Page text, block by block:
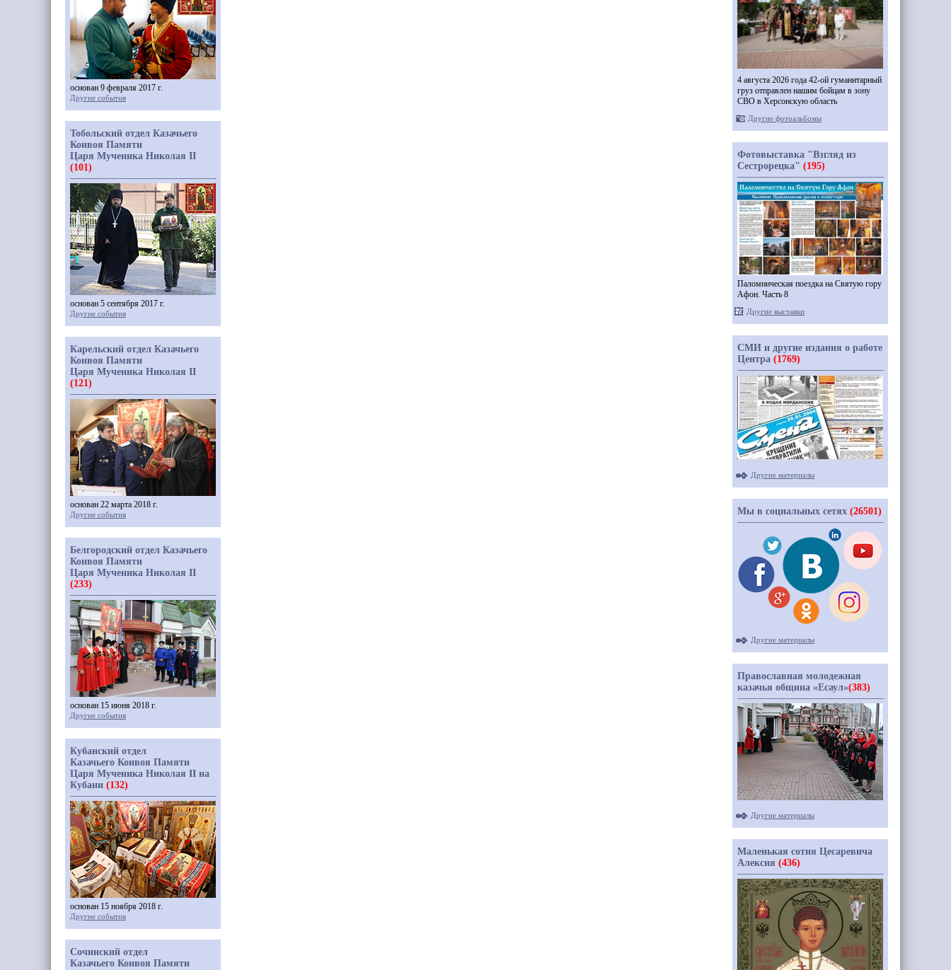
основан 9 февраля 2017 г.
Другие события
Тобольский отдел Казачьего
Конвоя Памяти
Царя Мученика Николая II
(101)
основан 5 сентября 2017 г.
Другие события
Карельский отдел Казачьего
Конвоя Памяти
Царя Мученика Николая II
(121)
основан 22 марта 2018 г.
Другие события
Белгородский отдел Казачьего
Конвоя Памяти
Царя Мученика Николая II
(233)
основан 15 июня 2018 г.
Другие события
Кубанский отдел
Казачьего Конвоя Памяти
Царя Мученика Николая II на
Кубани (132)
основан 15 ноября 2018 г.
Другие события
Сочинский отдел
Казачьего Конвоя Памяти
4 августа 2026 года 42-ой гуманитарный
груз отправлен нашим бойцам в зону
СВО в Херсонскую область
Другие фотоальбомы
Фотовыставка "Взгляд из
Сестрорецка" (195)
Паломническая поездка на Святую гору
Афон. Часть 8
Другие выставки
СМИ и другие издания о работе
Центра (1769)
Другие материалы
Мы в социальных сетях (26501)
Другие материалы
Православная молодежная
казачья община «Есаул»(383)
Другие материалы
Маленькая сотня Цесаревича
Алексия (436)